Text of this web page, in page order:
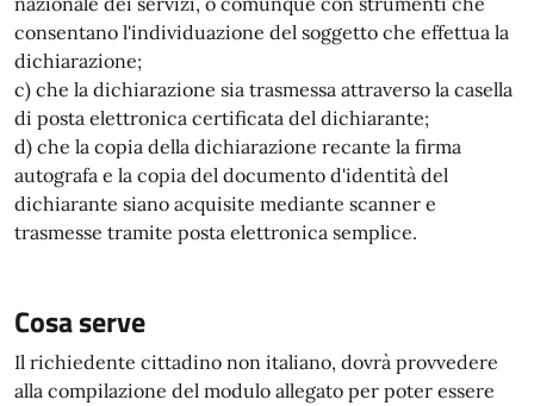
consentano l'individuazione del soggetto che effettua la
dichiarazione;
c) che la dichiarazione sia trasmessa attraverso la casella
di posta elettronica certificata del dichiarante;
d) che la copia della dichiarazione recante la firma
autografa e la copia del documento d'identità del
dichiarante siano acquisite mediante scanner e
trasmesse tramite posta elettronica semplice.
Cosa serve
Il richiedente cittadino non italiano, dovrà provvedere
alla compilazione del modulo allegato per poter essere